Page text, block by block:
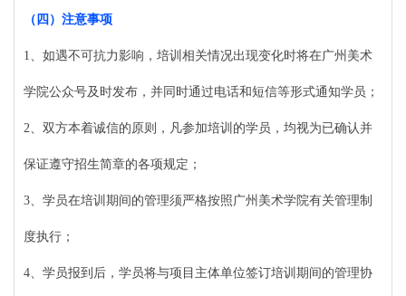
（四） 注意事项
1、如遇不可抗力影响，培训相关情况出现变化时将在广州美术
学院公众号及时发布，并同时通过电话和短信等形式通知学员；
2、双方本着诚信的原则，凡参加培训的学员，均视为已确认并
保证遵守招生简章的各项规定；
3、学员在培训期间的管理须严格按照广州美术学院有关管理制
度执行；
4、学员报到后，学员将与项目主体单位签订培训期间的管理协